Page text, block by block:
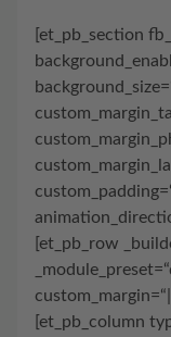
[et_pb_section
[et_pb_row
[et_pb_column